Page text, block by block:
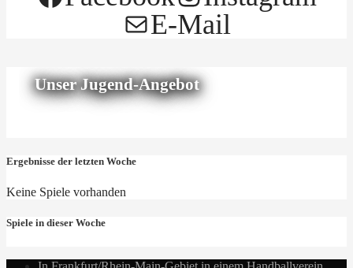
E-Mail
Unser Jugend-Angebot
Ergebnisse der letzten Woche
Keine Spiele vorhanden
Spiele in dieser Woche